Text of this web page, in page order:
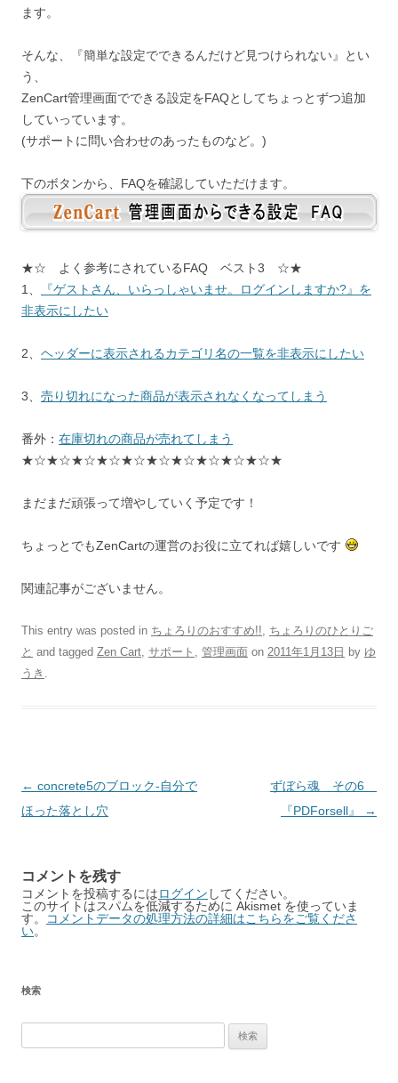
ます。
そんな、『簡単な設定でできるんだけど見つけられない』とい
う、
ZenCart管理画面でできる設定をFAQとしてちょっとずつ追加
していっています。
(サポートに問い合わせのあったものなど。)
下のボタンから、FAQを確認していただけます。
★☆ よく参考にされているFAQ ベスト3 ☆★
1、
『ゲストさん、いらっしゃいませ。ログインしますか?』を
非表示にしたい
2、 ヘッダーに表示されるカテゴリ名の一覧を非表示にしたい
3、 売り切れになった商品が表示されなくなってしまう
番外： 在庫切れの商品が売れてしまう
★☆★☆★☆★☆★☆★☆★☆★☆★☆★☆★
まだまだ頑張って増やしていく予定です！
ちょっとでもZenCartの運営のお役に立てれば嬉しいです
関連記事がございません。
This entry was posted in ちょろりのおすすめ!!, ちょろりのひとりご
と and tagged Zen Cart, サポート , 管理画面 on 2011年1月13日 by ゆ
うき .
Post
navigation
← concrete5のブロック-自分で
ほった落とし穴
ずぼら魂 その6
『PDForsell』
→
コメントを残す
コメントを投稿するにはログイン してください。
このサイトはスパムを低減するために Akismet を使っていま
す。
コメントデータの処理方法の詳細はこちらをご覧くださ
い。
検索